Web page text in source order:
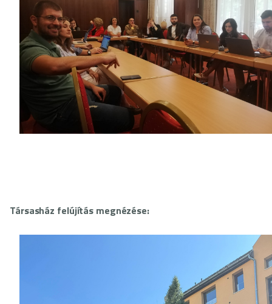
Társasház felújítás megnézése: